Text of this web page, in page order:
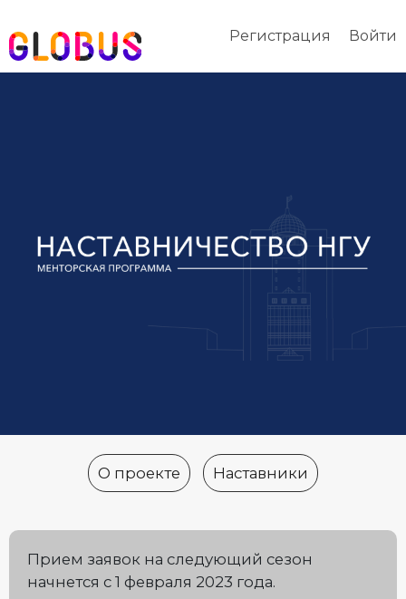
Регистрация Войти
О проекте Наставники
Прием заявок на следующий сезон
начнется с 1 февраля 2023 года.